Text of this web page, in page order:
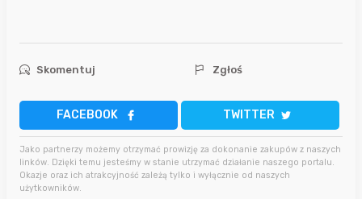
Skomentuj Zgłoś
FACEBOOK TWITTER
Jako partnerzy możemy otrzymać prowizję za dokonanie zakupów z naszych
linków. Dzięki temu jesteśmy w stanie utrzymać działanie naszego portalu.
Okazje oraz ich atrakcyjność zależą tylko i wyłącznie od naszych
użytkowników.